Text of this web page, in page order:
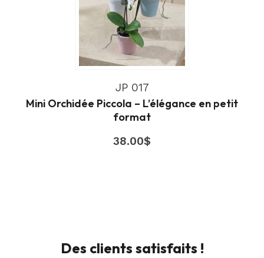
JP 017
Mini Orchidée Piccola – L’élégance en petit
format
38.00$
Des clients satisfaits !